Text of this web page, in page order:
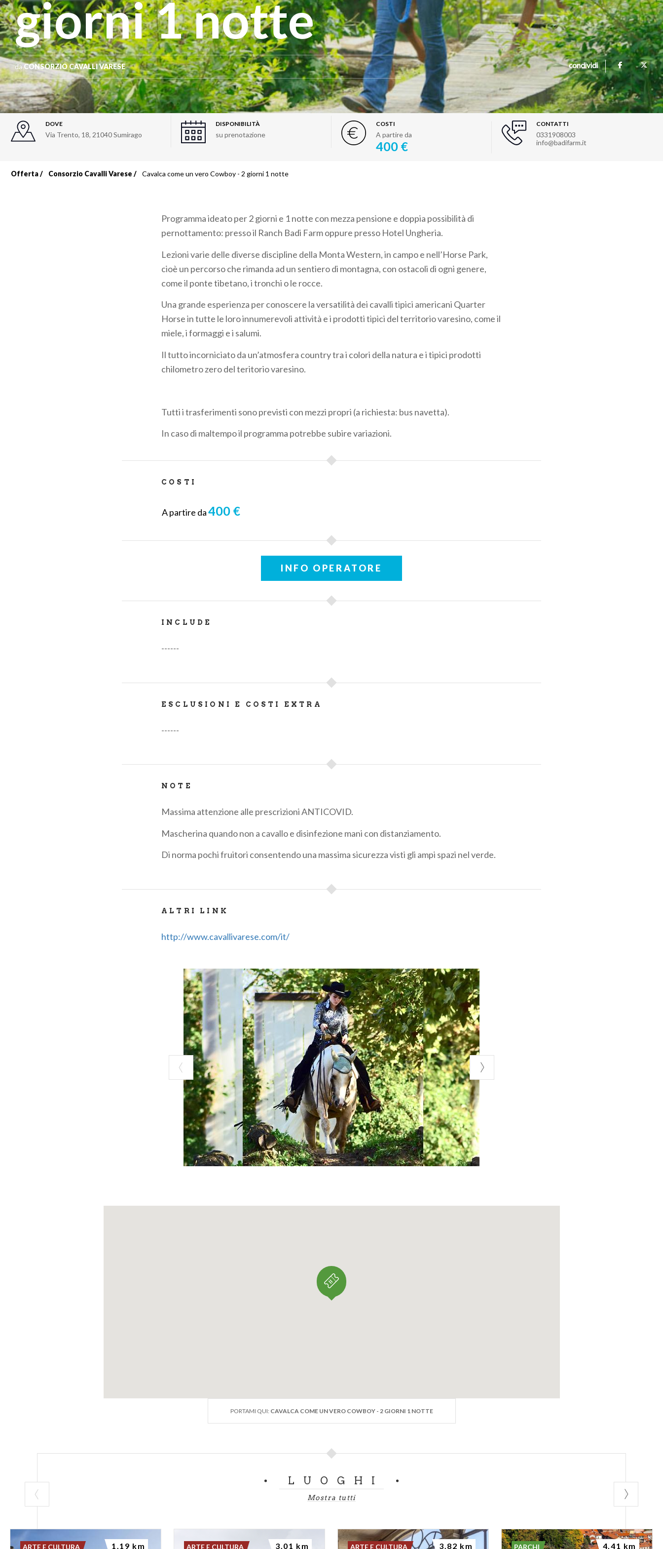
giorni 1 notte
daCONSORZIO CAVALLI VARESE condividi
DOVE
Via Trento, 18, 21040Sumirago
DISPONIBILITÀ
su prenotazione
COSTI
A partire da
400 €
CONTATTI
0331908003
info@badifarm.it
Offerta Consorzio Cavalli Varese Cavalca come un vero Cowboy - 2 giorni 1 notte
Programma ideato per 2 giorni e 1 notte con mezza pensione e doppia possibilità di
pernottamento: presso il Ranch Badi Farm oppure presso Hotel Ungheria.
Lezioni varie delle diverse discipline della Monta Western, in campo e nell’Horse Park,
cioè un percorso che rimanda ad un sentiero di montagna, con ostacoli di ogni genere,
come il ponte tibetano, i tronchi o le rocce.
Una grande esperienza per conoscere la versatilità dei cavalli tipici americani Quarter
Horse in tutte le loro innumerevoli attività e i prodotti tipici del territorio varesino, come il
miele, i formaggi e i salumi.
Il tutto incorniciato da un’atmosfera country tra i colori della natura e i tipici prodotti
chilometro zero del teritorio varesino.
Tutti i trasferimenti sono previsti con mezzi propri (a richiesta: bus navetta).
In caso di maltempo il programma potrebbe subire variazioni.
COSTI
A partire da400 €
INFO OPERATORE
INCLUDE
------
ESCLUSIONI E COSTI EXTRA
------
NOTE
Massima attenzione alle prescrizioni ANTICOVID.
Mascherina quando non a cavallo e disinfezione mani con distanziamento.
Di norma pochi fruitori consentendo una massima sicurezza visti gli ampi spazi nel verde.
ALTRI LINK
http://www.cavallivarese.com/it/
PORTAMI QUI: CAVALCA COME UN VERO COWBOY - 2 GIORNI 1 NOTTE
LUOGHI
Mostra tutti
ARTE E CULTURA 1.19 km ARTE E CULTURA 3.01 km ARTE E CULTURA 3.82 km PARCHI 4.41 km